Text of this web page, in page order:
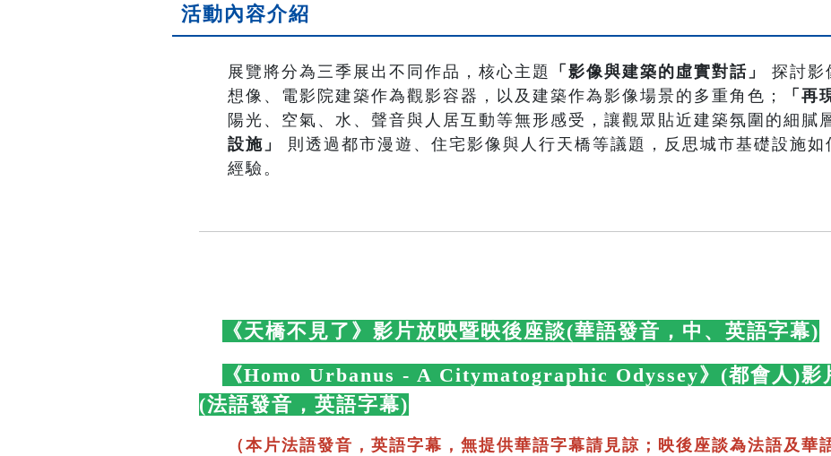
活動內容介紹
展覽將分為三季展出不同作品，核心主題 「影像與建築的虛實對話」
探討影
想像、電影院建築作為觀影容器，以及建築作為影像場景的多重角色；
「再
陽光、空氣、水、聲音與人居互動等無形感受，讓觀眾貼近建築氛圍的細膩
設施」
則透過都市漫遊、住宅影像與人行天橋等議題，反思城市基礎設施如
經驗。
《天橋不見了》影片放映暨映後座談(華語發音，中、英語字幕)
《Homo Urbanus - A Citymatographic Odyssey》(都會人)影
(法語發音，英語字幕)
（本片法語發音，英語字幕，無提供華語字幕請見諒；映後座談為法語及華